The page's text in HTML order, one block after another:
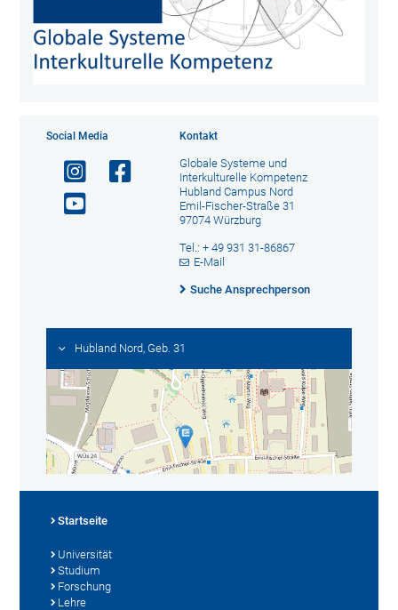
Social Media Kontakt
Globale Systeme und
Interkulturelle Kompetenz
Hubland Campus Nord
Emil-Fischer-Straße 31
97074 Würzburg
Tel.: + 49 931 31-86867
E-Mail
Suche Ansprechperson
Hubland Nord, Geb. 31
Startseite
Universität
Studium
Forschung
Lehre